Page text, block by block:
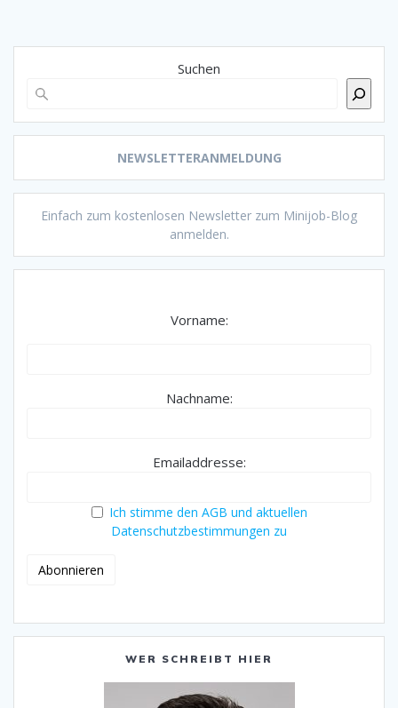
Suchen
NEWSLETTERANMELDUNG
Einfach zum kostenlosen Newsletter zum Minijob-Blog
anmelden.
Vorname:
Nachname:
Emailaddresse:
Ich stimme den AGB und aktuellen
Datenschutzbestimmungen zu
WER SCHREIBT HIER